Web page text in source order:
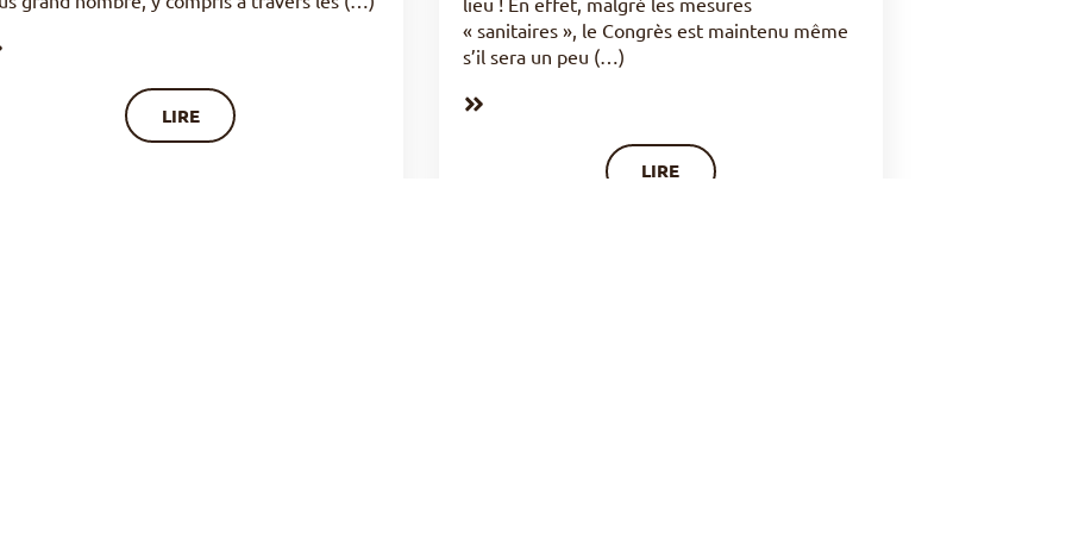
LIRE
« sanitaires », le Congrès est maintenu même
s’il sera un peu (…)
LIRE